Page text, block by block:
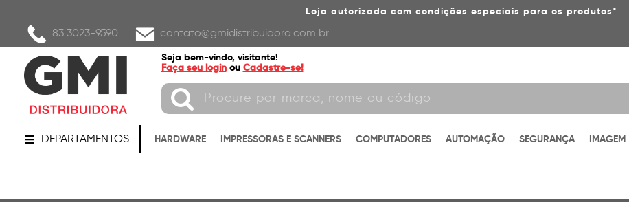
Loja autorizada com condições especiais para os produtos*
83 3023-9590 contato@gmidistribuidora.com.br
Seja bem-vindo, visitante!
Faça seu login ou Cadastre-se!
DEPARTAMENTOS HARDWARE IMPRESSORAS E SCANNERS COMPUTADORES AUTOMAÇÃO SEGURANÇA IMAGEM